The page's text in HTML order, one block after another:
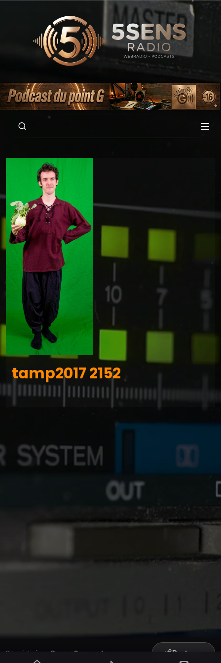
tamp2017 2152
Site réalisé parRepereCom·adm Partager